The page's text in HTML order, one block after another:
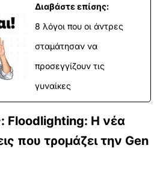
Διαβάστε επίσης:
8 λόγοι που οι άντρες
σταμάτησαν να
προσεγγίζουν τις
γυναίκες
Floodlighting: Η νέα
που τρομάζει την Gen